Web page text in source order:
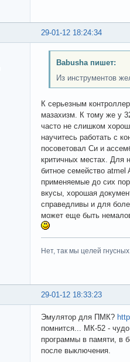
29-01-12 18:24:34
Babusha пишет:
Из инструментов
К серьезным
мазахизм. К тому же у
часто не слишком
научитесь работать с
посоветовал Си и
критичных местах. Для
битное семейство
применяемые до сих
вкусы, хорошая
справедливы и для
может еще быть
Нет, так мы целей
29-01-12 18:33:23
Эмулятор для ПМК?
помнится... МК-52 -
программы в памяти, в
после выключения.